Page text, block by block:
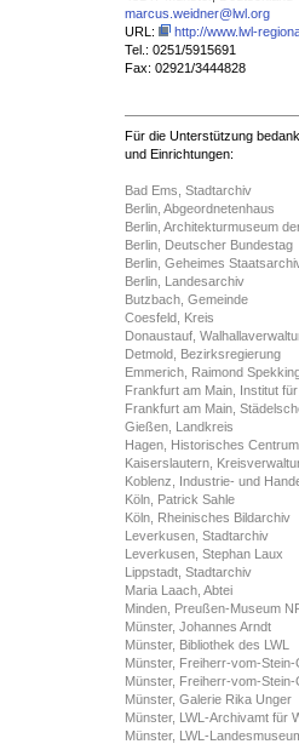
marcus.weidner@lwl.org
URL:
http://www.lwl-
Tel.: 0251/5915691
Fax: 02921/3444828
Für die Unterstützung
und Einrichtungen:
Bad Ems, Stadtarchiv
Berlin, Abgeordnetenhaus
Berlin, Architekturmuseum
Berlin, Deutscher Bundestag
Berlin, Geheimes
Berlin, Landesarchiv
Butzbach, Gemeinde
Coesfeld, Kreis
Donaustauf,
Detmold, Bezirksregierung
Emmerich, Raimond
Frankfurt am Main, Institut
Frankfurt am Main,
Gießen, Landkreis
Hagen, Historisches Centrum
Kaiserslautern,
Koblenz, Industrie- und
Köln, Patrick Sahle
Köln, Rheinisches Bildarchiv
Leverkusen, Stadtarchiv
Leverkusen, Stephan Laux
Lippstadt, Stadtarchiv
Maria Laach, Abtei
Minden, Preußen-Museum
Münster, Johannes Arndt
Münster, Bibliothek des LWL
Münster, Freiherr-vom-
Münster, Freiherr-vom-
Münster, Galerie Rika Unger
Münster, LWL-Archivamt für
Münster, LWL-